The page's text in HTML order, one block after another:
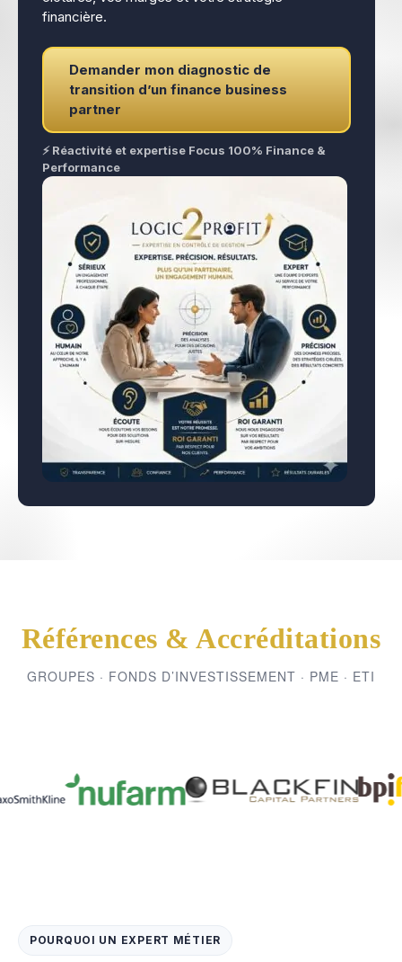
financière.
Demander mon diagnostic de
transition d’un finance business
partner
⚡ Réactivité et expertise Focus 100% Finance &
Performance
Références & Accréditations
GROUPES · FONDS D’INVESTISSEMENT · PME · ETI
POURQUOI UN EXPERT MÉTIER